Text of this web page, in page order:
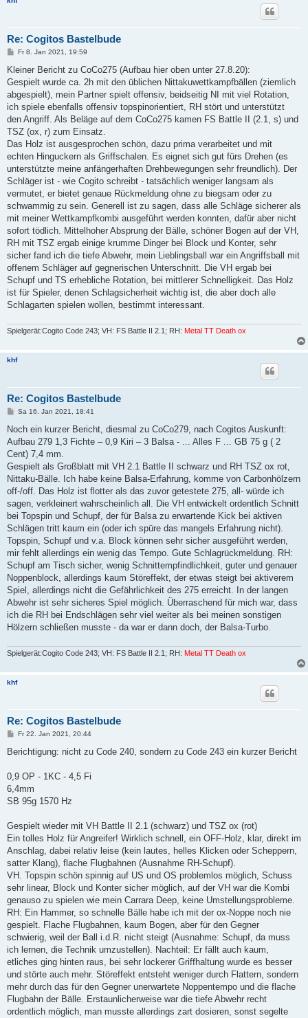
Re: Cogitos Bastelbude
B
i
r
a
g
Fr 8. Jan 2021, 19:59
Kleiner Bericht zu CoCo275 (Aufbau hier oben unter 27.8.20):
Gespielt wurde ca. 2h mit den üblichen Nittakuwettkampfbällen (ziemlich
abgespielt), mein Partner spielt offensiv, beidseitig NI mit viel Rotation,
ich spiele ebenfalls offensiv topspinorientiert, RH stört und unterstützt
den Angriff. Als Beläge auf dem CoCo275 kamen FS Battle II (2.1, s) und
TSZ (ox, r) zum Einsatz.
Das Holz ist ausgesprochen schön, dazu prima verarbeitet und mit
echten Hinguckern als Griffschalen. Es eignet sich gut fürs Drehen (es
unterstützte meine anfängerhaften Drehbewegungen sehr freundlich). Der
Schläger ist - wie Cogito schreibt - tatsächlich weniger langsam als
vermutet, er bietet genaue Rückmeldung ohne zu biegsam oder zu
schwammig zu sein. Generell ist zu sagen, dass alle Schläge sicherer als
mit meiner Wettkampfkombi ausgeführt werden konnten, dafür aber nicht
sofort tödlich. Mittelhoher Absprung der Bälle, schöner Bogen auf der VH,
RH mit TSZ ergab einige krumme Dinger bei Block und Konter, sehr
sicher fand ich die tiefe Abwehr, mein Lieblingsball war ein Angriffsball mit
offenem Schläger auf gegnerischen Unterschnitt. Die VH ergab bei
Schupf und TS erhebliche Rotation, bei mittlerer Schnelligkeit. Das Holz
ist für Spieler, denen Schlagsicherheit wichtig ist, die aber doch alle
Schlagarten spielen wollen, bestimmt interessant.
Spielgerät:Cogito Code 243; VH: FS Battle II 2.1; RH: Metal TT Death ox
khf
Re: Cogitos Bastelbude
B
i
r
a
Sa 16. Jan 2021, 18:41
Noch ein kurzer Bericht, diesmal zu CoCo279, nach Cogitos Auskunft:
Aufbau 279 1,3 Fichte – 0,9 Kiri – 3 Balsa - ... Alles F ... GB 75 g ( 2
Cent) 7,4 mm.
Gespielt als Großblatt mit VH 2.1 Battle II schwarz und RH TSZ ox rot,
Nittaku-Bälle. Ich habe keine Balsa-Erfahrung, komme von Carbonhölzern
off-/off. Das Holz ist flotter als das zuvor getestete 275, all- würde ich
sagen, verkleinert wahrscheinlich all. Die VH entwickelt ordentlich Schnitt
bei Topspin und Schupf, der für Balsa zu erwartende Kick bei aktiven
Schlägen tritt kaum ein (oder ich spüre das mangels Erfahrung nicht).
Topspin, Schupf und v.a. Block können sehr sicher ausgeführt werden,
mir fehlt allerdings ein wenig das Tempo. Gute Schlagrückmeldung. RH:
Schupf am Tisch sicher, wenig Schnittempfindlichkeit, guter und genauer
Noppenblock, allerdings kaum Störeffekt, der etwas steigt bei aktiverem
Spiel, allerdings nicht die Gefährlichkeit des 275 erreicht. In der langen
Abwehr ist sehr sicheres Spiel möglich. Überraschend für mich war, dass
ich die RH bei Endschlägen sehr viel weiter als bei meinen sonstigen
Hölzern schließen musste - da war er dann doch, der Balsa-Turbo.
Spielgerät:Cogito Code 243; VH: FS Battle II 2.1; RH: Metal TT Death ox
khf
Re: Cogitos Bastelbude
B
i
a
Fr 22. Jan 2021, 20:44
Berichtigung: nicht zu Code 240, sondern zu Code 243 ein kurzer Bericht
0,9 OP - 1KC - 4,5 Fi
6,4mm
SB 95g 1570 Hz
Gespielt wieder mit VH Battle II 2.1 (schwarz) und TSZ ox (rot)
Ein tolles Holz für Angreifer! Wirklich schnell, ein OFF-Holz, klar, direkt im
Anschlag, dabei relativ leise (kein lautes, helles Klicken oder Scheppern,
satter Klang), flache Flugbahnen (Ausnahme RH-Schupf).
VH. Topspin schön spinnig auf US und OS problemlos möglich, Schuss
sehr linear, Block und Konter sicher möglich, auf der VH war die Kombi
genauso zu spielen wie mein Carrara Deep, keine Umstellungsprobleme.
RH: Ein Hammer, so schnelle Bälle habe ich mit der ox-Noppe noch nie
gespielt. Flache Flugbahnen, kaum Bogen, aber für den Gegner
schwierig, weil der Ball i.d.R. nicht steigt (Ausnahme: Schupf, da muss
ich lernen, die Technik umzustellen). Nachteil: Er fällt auch kaum,
etliches ging hinten raus, bei sehr lockerer Griffhaltung wurde es besser
und störte auch mehr. Störeffekt entsteht weniger durch Flattern, sondern
mehr durch das für den Gegner unerwartete Noppentempo und die flache
Flugbahn der Bälle. Erstaunlicherweise war die tiefe Abwehr recht
ordentlich möglich, man musste allerdings zart dosieren, sonst segelte